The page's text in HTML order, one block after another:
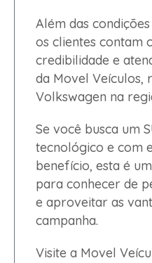
Além das
os clientes contam
credibilidade e
da Movel Veículos,
Volkswagen na
Se você busca um
tecnológico e com
benefício, esta é
para conhecer de
e aproveitar as
campanha.
Visite a Movel